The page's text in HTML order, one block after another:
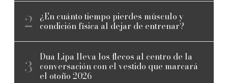
¿En cuánto tiempo pierdes músculo y
condición física al dejar de entrenar?
Dua Lipa lleva los flecos al centro de la
conversación con el vestido que marcará
el otoño 2026